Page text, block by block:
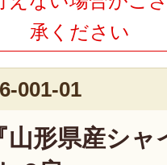
承ください
001-01
山形県産シ